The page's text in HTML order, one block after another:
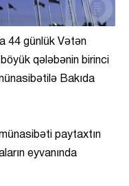
44 günlük Vətən
qələbənin birinci
Bakıda
paytaxtın
eyvanında